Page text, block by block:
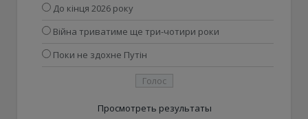
До кінця 2026 року
Війна триватиме ще три-чотири роки
Поки не здохне Путін
Просмотреть результаты